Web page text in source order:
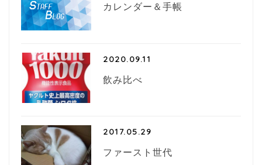
カレンダー＆手帳
2020.09.11
飲み比べ
2017.05.29
ファースト世代